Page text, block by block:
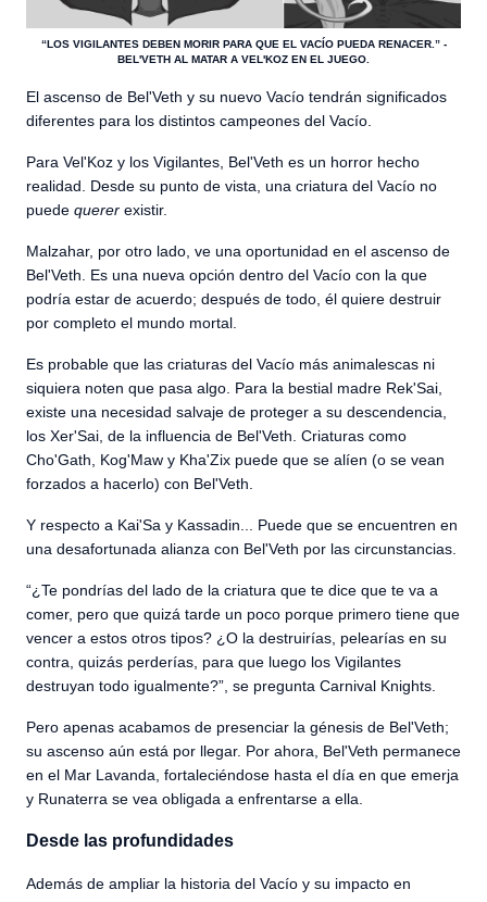
“LOS VIGILANTES DEBEN MORIR PARA QUE EL VACÍO PUEDA RENACER.” -
BEL'VETH AL MATAR A VEL'KOZ EN EL JUEGO.
El ascenso de Bel'Veth y su nuevo Vacío tendrán significados
diferentes para los distintos campeones del Vacío.
Para Vel'Koz y los Vigilantes, Bel'Veth es un horror hecho
realidad. Desde su punto de vista, una criatura del Vacío no
puede querer existir.
Malzahar, por otro lado, ve una oportunidad en el ascenso de
Bel'Veth. Es una nueva opción dentro del Vacío con la que
podría estar de acuerdo; después de todo, él quiere destruir
por completo el mundo mortal.
Es probable que las criaturas del Vacío más animalescas ni
siquiera noten que pasa algo. Para la bestial madre Rek'Sai,
existe una necesidad salvaje de proteger a su descendencia,
los Xer'Sai, de la influencia de Bel'Veth. Criaturas como
Cho'Gath, Kog'Maw y Kha'Zix puede que se alíen (o se vean
forzados a hacerlo) con Bel'Veth.
Y respecto a Kai'Sa y Kassadin... Puede que se encuentren en
una desafortunada alianza con Bel'Veth por las circunstancias.
“¿Te pondrías del lado de la criatura que te dice que te va a
comer, pero que quizá tarde un poco porque primero tiene que
vencer a estos otros tipos? ¿O la destruirías, pelearías en su
contra, quizás perderías, para que luego los Vigilantes
destruyan todo igualmente?”, se pregunta Carnival Knights.
Pero apenas acabamos de presenciar la génesis de Bel'Veth;
su ascenso aún está por llegar. Por ahora, Bel'Veth permanece
en el Mar Lavanda, fortaleciéndose hasta el día en que emerja
y Runaterra se vea obligada a enfrentarse a ella.
Desde las profundidades
Además de ampliar la historia del Vacío y su impacto en